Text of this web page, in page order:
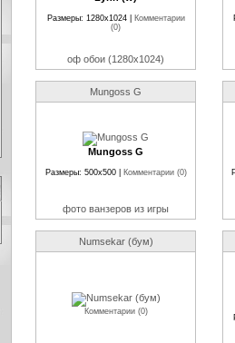
Размеры: 1280x1024 |
Комментарии
(0)
оф обои (1280x1024)
Mungoss G
Mungoss G
Размеры: 500x500 | Комментарии (0)
фото ванзеров из игры
Numsekar (бум)
Комментарии (0)